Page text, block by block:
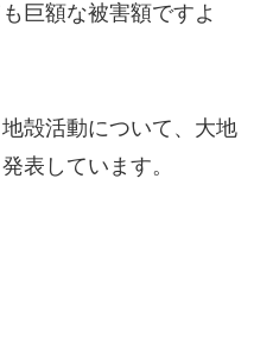
巨額な被害額ですよ
殻活動について、大地
表しています。